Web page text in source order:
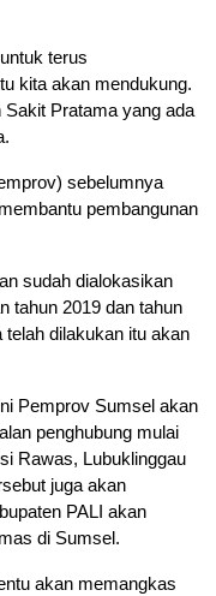
terus
kita akan mendukung.
Pratama yang ada
sebelumnya
pembangunan
sudah dialokasikan
tahun 2019 dan tahun
dilakukan itu akan
Pemprov Sumsel akan
penghubung mulai
Rawas, Lubuklinggau
juga akan
PALI akan
di Sumsel.
akan memangkas